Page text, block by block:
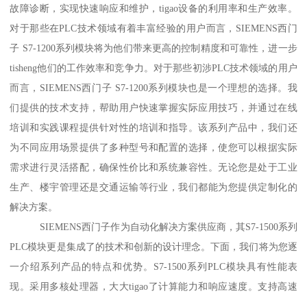
故障诊断，实现快速响应和维护，tigao设备的利用率和生产效率。
对于那些在PLC技术领域有着丰富经验的用户而言，SIEMENS西门
子 S7-1200系列模块将为他们带来更高的控制精度和可靠性，进一步
tisheng他们的工作效率和竞争力。对于那些初涉PLC技术领域的用户
而言，SIEMENS西门子 S7-1200系列模块也是一个理想的选择。我
们提供的技术支持，帮助用户快速掌握实际应用技巧，并通过在线
培训和实践课程提供针对性的培训和指导。该系列产品中，我们还
为不同应用场景提供了多种型号和配置的选择，使您可以根据实际
需求进行灵活搭配，确保性价比和系统兼容性。无论您是处于工业
生产、楼宇管理还是交通运输等行业，我们都能为您提供定制化的
解决方案。
SIEMENS西门子作为自动化解决方案供应商，其S7-1500系列
PLC模块更是集成了的技术和创新的设计理念。下面，我们将为您逐
一介绍系列产品的特点和优势。S7-1500系列PLC模块具有性能表
现。采用多核处理器，大大tigao了计算能力和响应速度。支持高速